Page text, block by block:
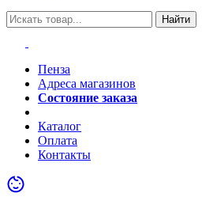
Найти
Пенза
Адреса магазинов
Состояние заказа
Каталог
Оплата
Контакты